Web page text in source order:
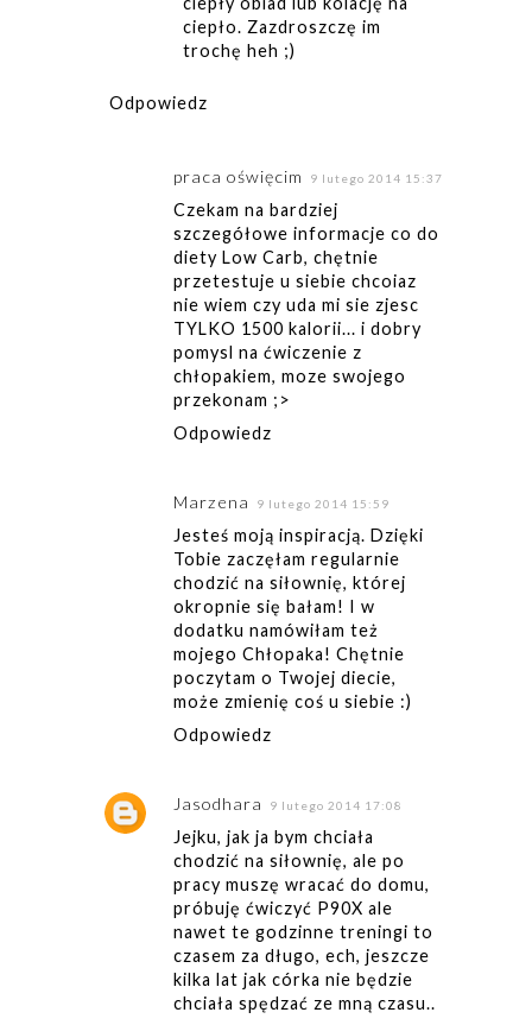
ciepło. Zazdroszczę im
trochę heh ;)
Odpowiedz
praca oświęcim 9 lutego 2014 15:37
Czekam na bardziej
szczegółowe informacje co do
diety Low Carb, chętnie
przetestuje u siebie chcoiaz
nie wiem czy uda mi sie zjesc
TYLKO 1500 kalorii... i dobry
pomysl na ćwiczenie z
chłopakiem, moze swojego
przekonam ;>
Odpowiedz
Marzena 9 lutego 2014 15:59
Jesteś moją inspiracją. Dzięki
Tobie zaczęłam regularnie
chodzić na siłownię, której
okropnie się bałam! I w
dodatku namówiłam też
mojego Chłopaka! Chętnie
poczytam o Twojej diecie,
może zmienię coś u siebie :)
Odpowiedz
Jasodhara 9 lutego 2014 17:08
Jejku, jak ja bym chciała
chodzić na siłownię, ale po
pracy muszę wracać do domu,
próbuję ćwiczyć P90X ale
nawet te godzinne treningi to
czasem za długo, ech, jeszcze
kilka lat jak córka nie będzie
chciała spędzać ze mną czasu..